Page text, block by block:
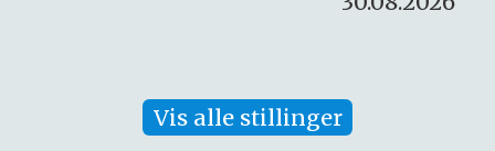
Vis alle stillinger